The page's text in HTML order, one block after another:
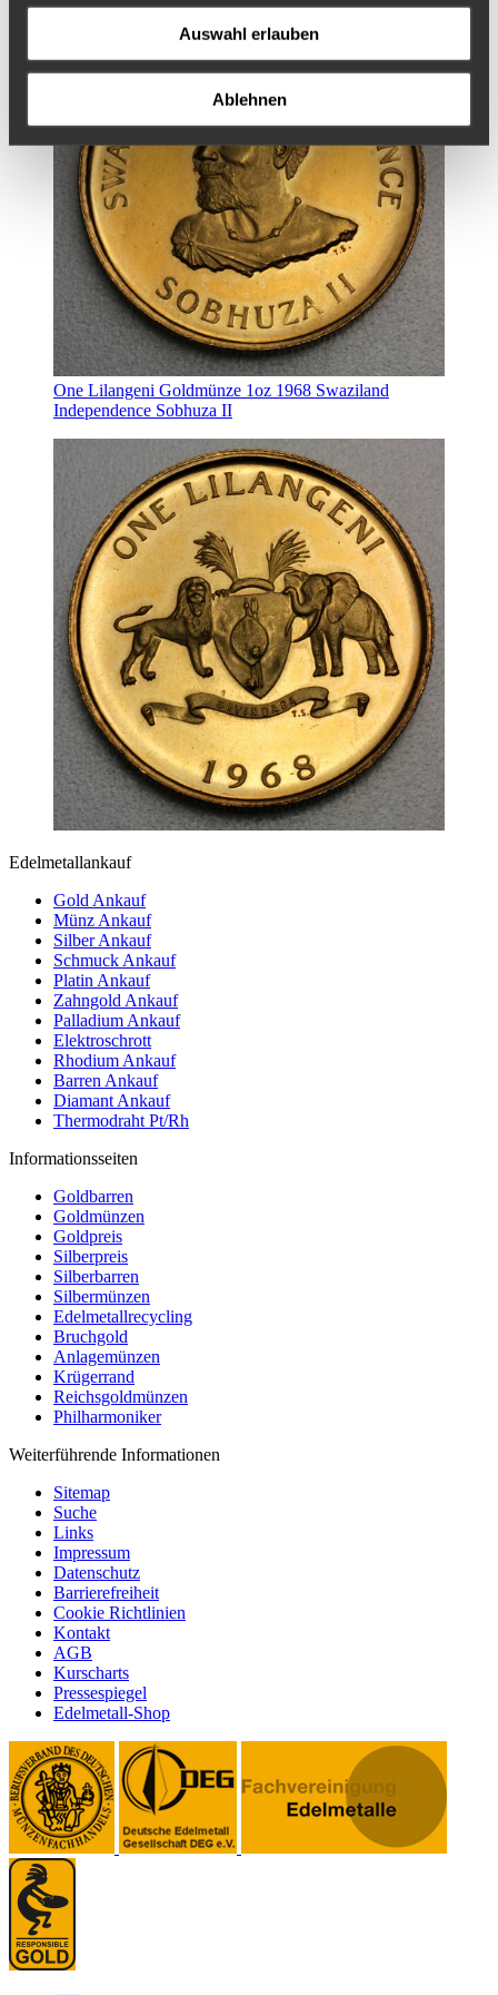
Auswahl erlauben
Ablehnen
One Lilangeni Goldmünze 1oz 1968 Swaziland
Independence Sobhuza II
Edelmetallankauf
Gold Ankauf
Münz Ankauf
Silber Ankauf
Schmuck Ankauf
Platin Ankauf
Zahngold Ankauf
Palladium Ankauf
Elektroschrott
Rhodium Ankauf
Barren Ankauf
Diamant Ankauf
Thermodraht Pt/Rh
Informationsseiten
Goldbarren
Goldmünzen
Goldpreis
Silberpreis
Silberbarren
Silbermünzen
Edelmetallrecycling
Bruchgold
Anlagemünzen
Krügerrand
Reichsgoldmünzen
Philharmoniker
Weiterführende Informationen
Sitemap
Suche
Links
Impressum
Datenschutz
Barrierefreiheit
Cookie Richtlinien
Kontakt
AGB
Kurscharts
Pressespiegel
Edelmetall-Shop